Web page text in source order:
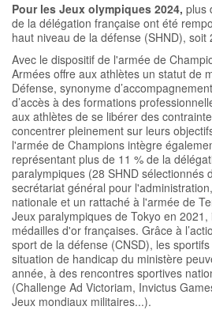
Pour les Jeux olympiques 2024, plus
de la délégation française ont été
haut niveau de la défense (SHND), soit
Avec le dispositif de l'armée de
Armées offre aux athlètes un statut de
Défense, synonyme
d’accès à des formations
aux athlètes de se libérer des
concentrer pleinement sur leurs
l'armée de Champions intègre
représentant plus de 11 % de la
paralympiques (28 SHND sélectionnés
secrétariat général pour
nationale et un rattaché à l'armée de
Jeux paralympiques de Tokyo en
médailles d'or françaises. Grâce à
sport de la défense (CNSD), les
situation de handicap du ministère
année, à des rencontres sportives
(Challenge Ad Victoriam, Invictus
Jeux mondiaux militaires...).